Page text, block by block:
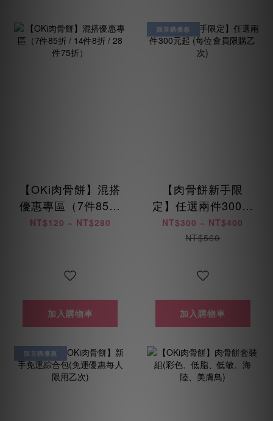
【OKi肉骨餅】混搭
優惠專區（7件85折
/ 14件8折 / 28件75
NT$120 ~ NT$280
加入購物車
限首購優惠
【肉骨餅新手限
定】任選兩件300元
起 (每位會員限購乙
次)
NT$300 ~ NT$400
NT$560
加入購物車
限首購優惠